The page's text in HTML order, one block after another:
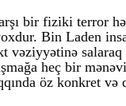
bir fiziki terror
Bin Laden
vəziyyətinə salaraq
heç bir
öz konkret və